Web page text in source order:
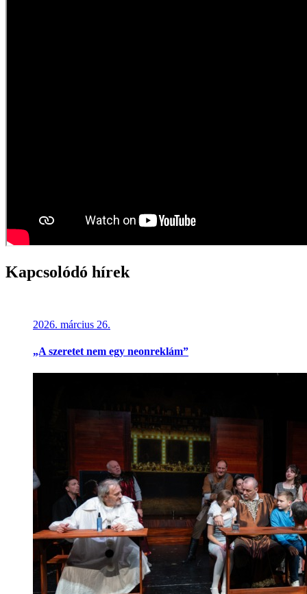
Kapcsolódó hírek
2026. március 26.
„A szeretet nem egy neonreklám”